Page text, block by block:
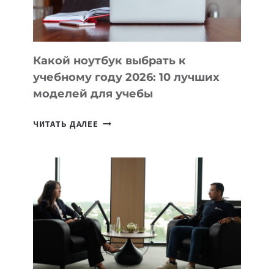
БЕЗ
СЛОЖНОГО
КОДА
Какой ноутбук выбрать к
учебному году 2026: 10 лучших
моделей для учебы
ЧИТАТЬ ДАЛЕЕ КАКОЙ
УЧЕБНОМУ
ГОДУ
2026:
10
ЛУЧШИХ
МОДЕЛЕЙ